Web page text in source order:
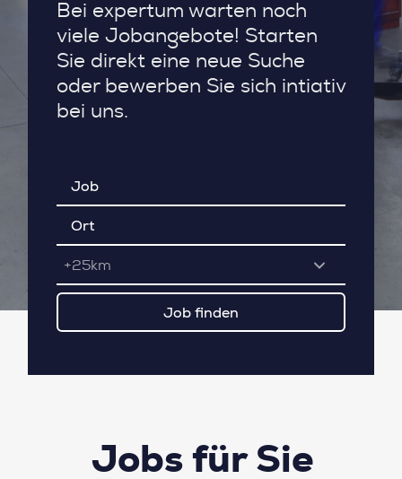
Bei expertum warten noch
viele Jobangebote! Starten
Sie direkt eine neue Suche
oder bewerben Sie sich intiativ
bei uns.
+25km